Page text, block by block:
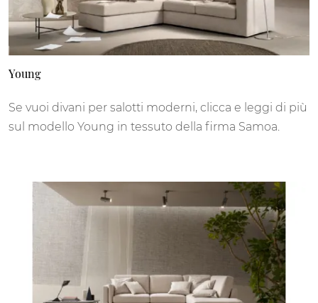
Young
Se vuoi divani per salotti moderni, clicca e leggi di più
sul modello Young in tessuto della firma Samoa.